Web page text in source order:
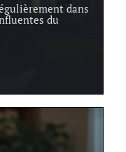
dans
du